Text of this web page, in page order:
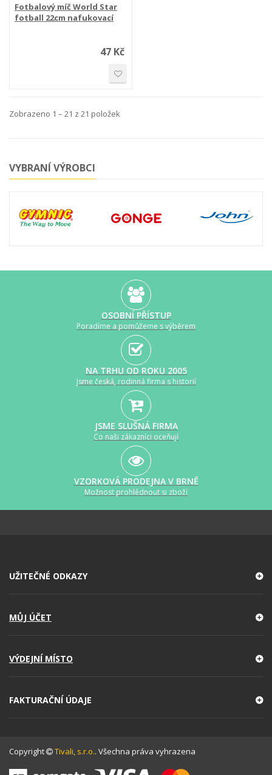
Fotbalový míč World Star
fotball 22cm nafukovací
47 Kč
Zobrazeno 1 – 21 z 21 položek
VYBRANÍ VÝROBCI
OSOBNÍ PŘÍSTUP
Poradíme a pomůžeme s výběrem
NA TRHU OD ROKU 2005
Jsme česká, rodinná firma s historií
JSME SLUŠNÁ FIRMA
Co naši zákazníci oceňují
VZORKOVÁ PRODEJNA V BRNĚ
Možnost prohlédnout si zboží
UŽITEČNÉ ODKAZY
MŮJ ÚČET
VÝDEJNÍ MÍSTO
FAKTURAČNÍ ÚDAJE
Copyright Tivali, s.r.o.. Všechna práva vyhrazena